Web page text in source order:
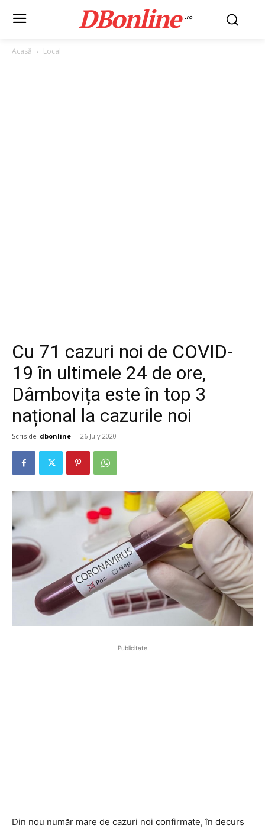
DBonline .ro
Acasă Local
Cu 71 cazuri noi de COVID-
19 în ultimele 24 de ore,
Dâmbovița este în top 3
național la cazurile noi
Scris de dbonline - 26 July 2020
Publicitate
Din nou număr mare de cazuri noi confirmate, în decurs